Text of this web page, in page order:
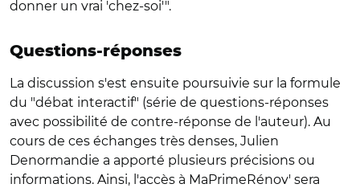
donner un vrai 'chez-soi'".
Questions-réponses
La discussion s'est ensuite poursuivie sur la formule
du "débat interactif" (série de questions-réponses
avec possibilité de contre-réponse de l'auteur). Au
cours de ces échanges très denses, Julien
Denormandie a apporté plusieurs précisions ou
informations. Ainsi, l'accès à MaPrimeRénov' sera